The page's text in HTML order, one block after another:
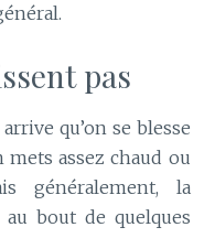
pas
qu’on se blesse
mets assez chaud ou
généralement, la
bout de quelques